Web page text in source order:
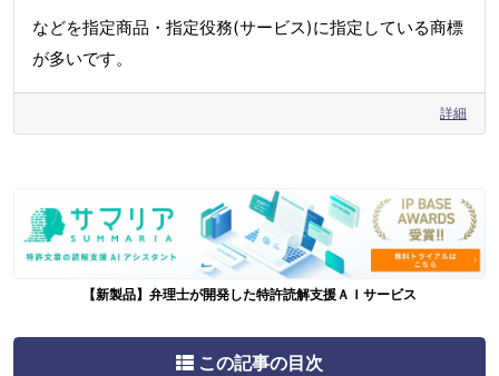
などを指定商品・指定役務(サービス)に指定している商標
が多いです。
詳細
【新製品】弁理士が開発した特許読解支援ＡＩサービス
この記事の目次